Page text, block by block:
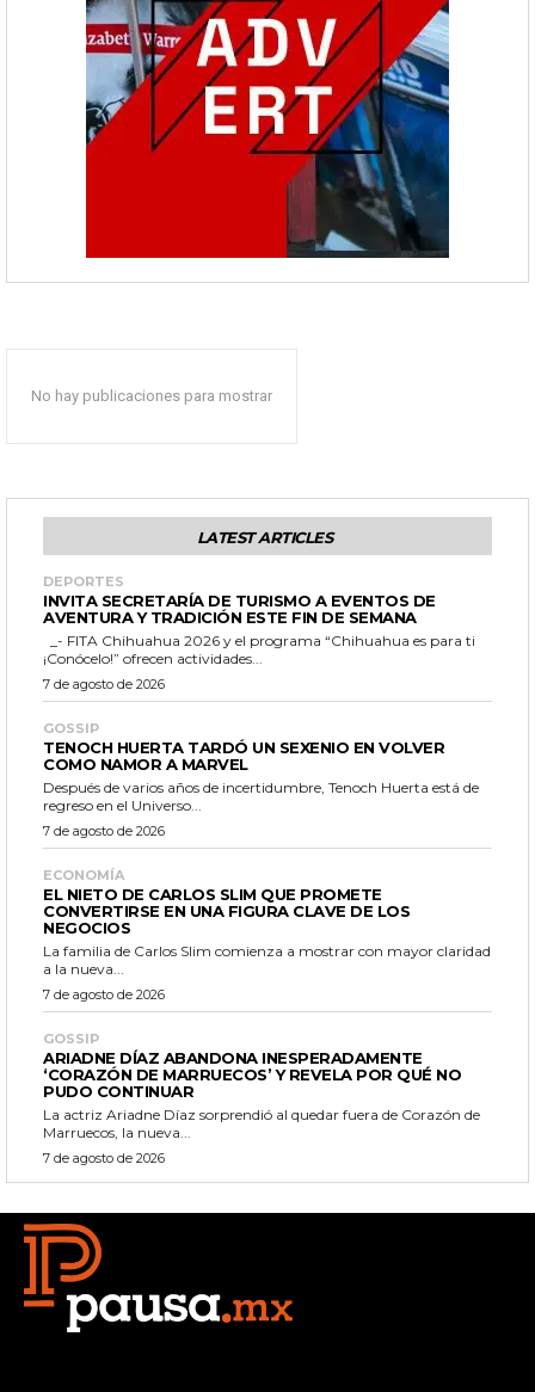
No hay publicaciones para mostrar
LATEST ARTICLES
DEPORTES
INVITA SECRETARÍA DE TURISMO A EVENTOS DE
AVENTURA Y TRADICIÓN ESTE FIN DE SEMANA
¡Conócelo!” ofrecen actividades...
7 de agosto de 2026
GOSSIP
TENOCH HUERTA TARDÓ UN SEXENIO EN VOLVER
COMO NAMOR A MARVEL
Después de varios años de incertidumbre, Tenoch Huerta está de
regreso en el Universo...
7 de agosto de 2026
ECONOMÍA
EL NIETO DE CARLOS SLIM QUE PROMETE
CONVERTIRSE EN UNA FIGURA CLAVE DE LOS
NEGOCIOS
La familia de Carlos Slim comienza a mostrar con mayor claridad
a la nueva...
7 de agosto de 2026
GOSSIP
ARIADNE DÍAZ ABANDONA INESPERADAMENTE
‘CORAZÓN DE MARRUECOS’ Y REVELA POR QUÉ NO
PUDO CONTINUAR
La actriz Ariadne Díaz sorprendió al quedar fuera de Corazón de
Marruecos, la nueva...
7 de agosto de 2026